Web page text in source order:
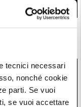
tecnici necessari
nonché cookie
parti. Se vuoi
se vuoi accettare
Francia